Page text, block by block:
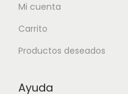
Mi cuenta
Carrito
Productos deseados
Ayuda